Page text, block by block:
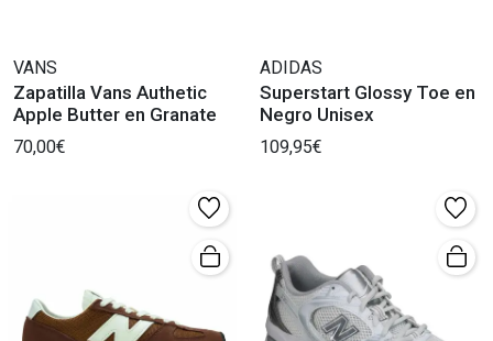
VANS
Zapatilla Vans Authetic
Apple Butter en Granate
70,00€
ADIDAS
Superstart Glossy Toe en
Negro Unisex
109,95€